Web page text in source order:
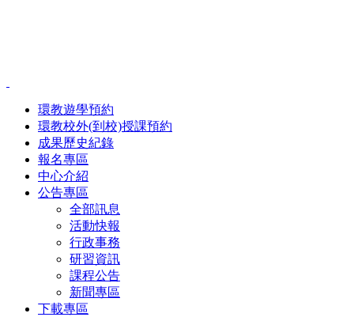
環教遊學預約
環教校外(到校)授課預約
成果歷史紀錄
報名專區
中心介紹
公告專區
全部訊息
活動快報
行政事務
研習資訊
課程公告
新聞專區
下載專區